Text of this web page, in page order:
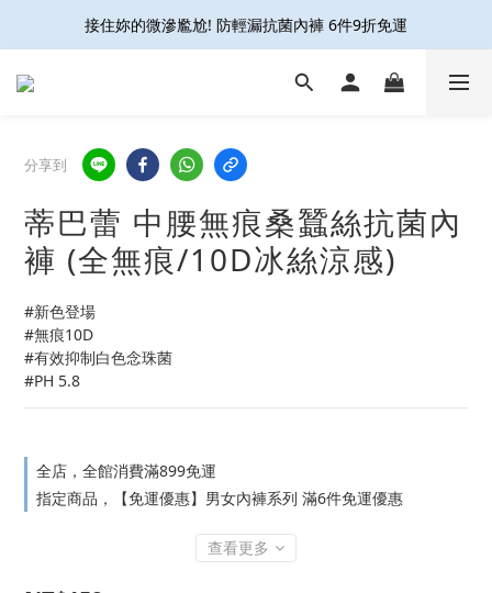
接住妳的微滲尷尬! 防輕漏抗菌內褲 6件9折免運
接住妳的微滲尷尬! 防輕漏抗菌內褲 6件9折免運
久站久走 減壓不腳痠👍足科壓縮襪6雙9折再免運
接住妳的微滲尷尬! 防輕漏抗菌內褲 6件9折免運
分享到
蒂巴蕾 中腰無痕桑蠶絲抗菌內
褲 (全無痕/10D冰絲涼感)
#新色登場
#無痕10D
#有效抑制白色念珠菌
#PH 5.8
全店，全館消費滿899免運
指定商品，【免運優惠】男女內褲系列 滿6件免運優惠
查看更多